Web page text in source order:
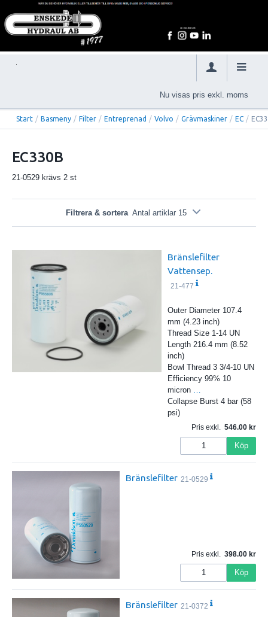
Nu visas pris exkl. moms
Start / Basmeny / Filter / Entreprenad / Volvo / Grävmaskiner / EC /
EC330B
21-0529 krävs 2 st
Filtrera & sortera Antal artiklar 15
Bränslefilter
Vattensep.
21-477
Outer Diameter 107.4
mm (4.23 inch)
Thread Size 1-14 UN
Length 216.4 mm (8.52
inch)
Bowl Thread 3 3/4-10 UN
Efficiency 99% 10
micron
Collapse Burst 4 bar (58
psi)
Pris exkl. 546.00
Köp
Bränslefilter 21-0529
Pris exkl. 398.00
Köp
Bränslefilter 21-0372